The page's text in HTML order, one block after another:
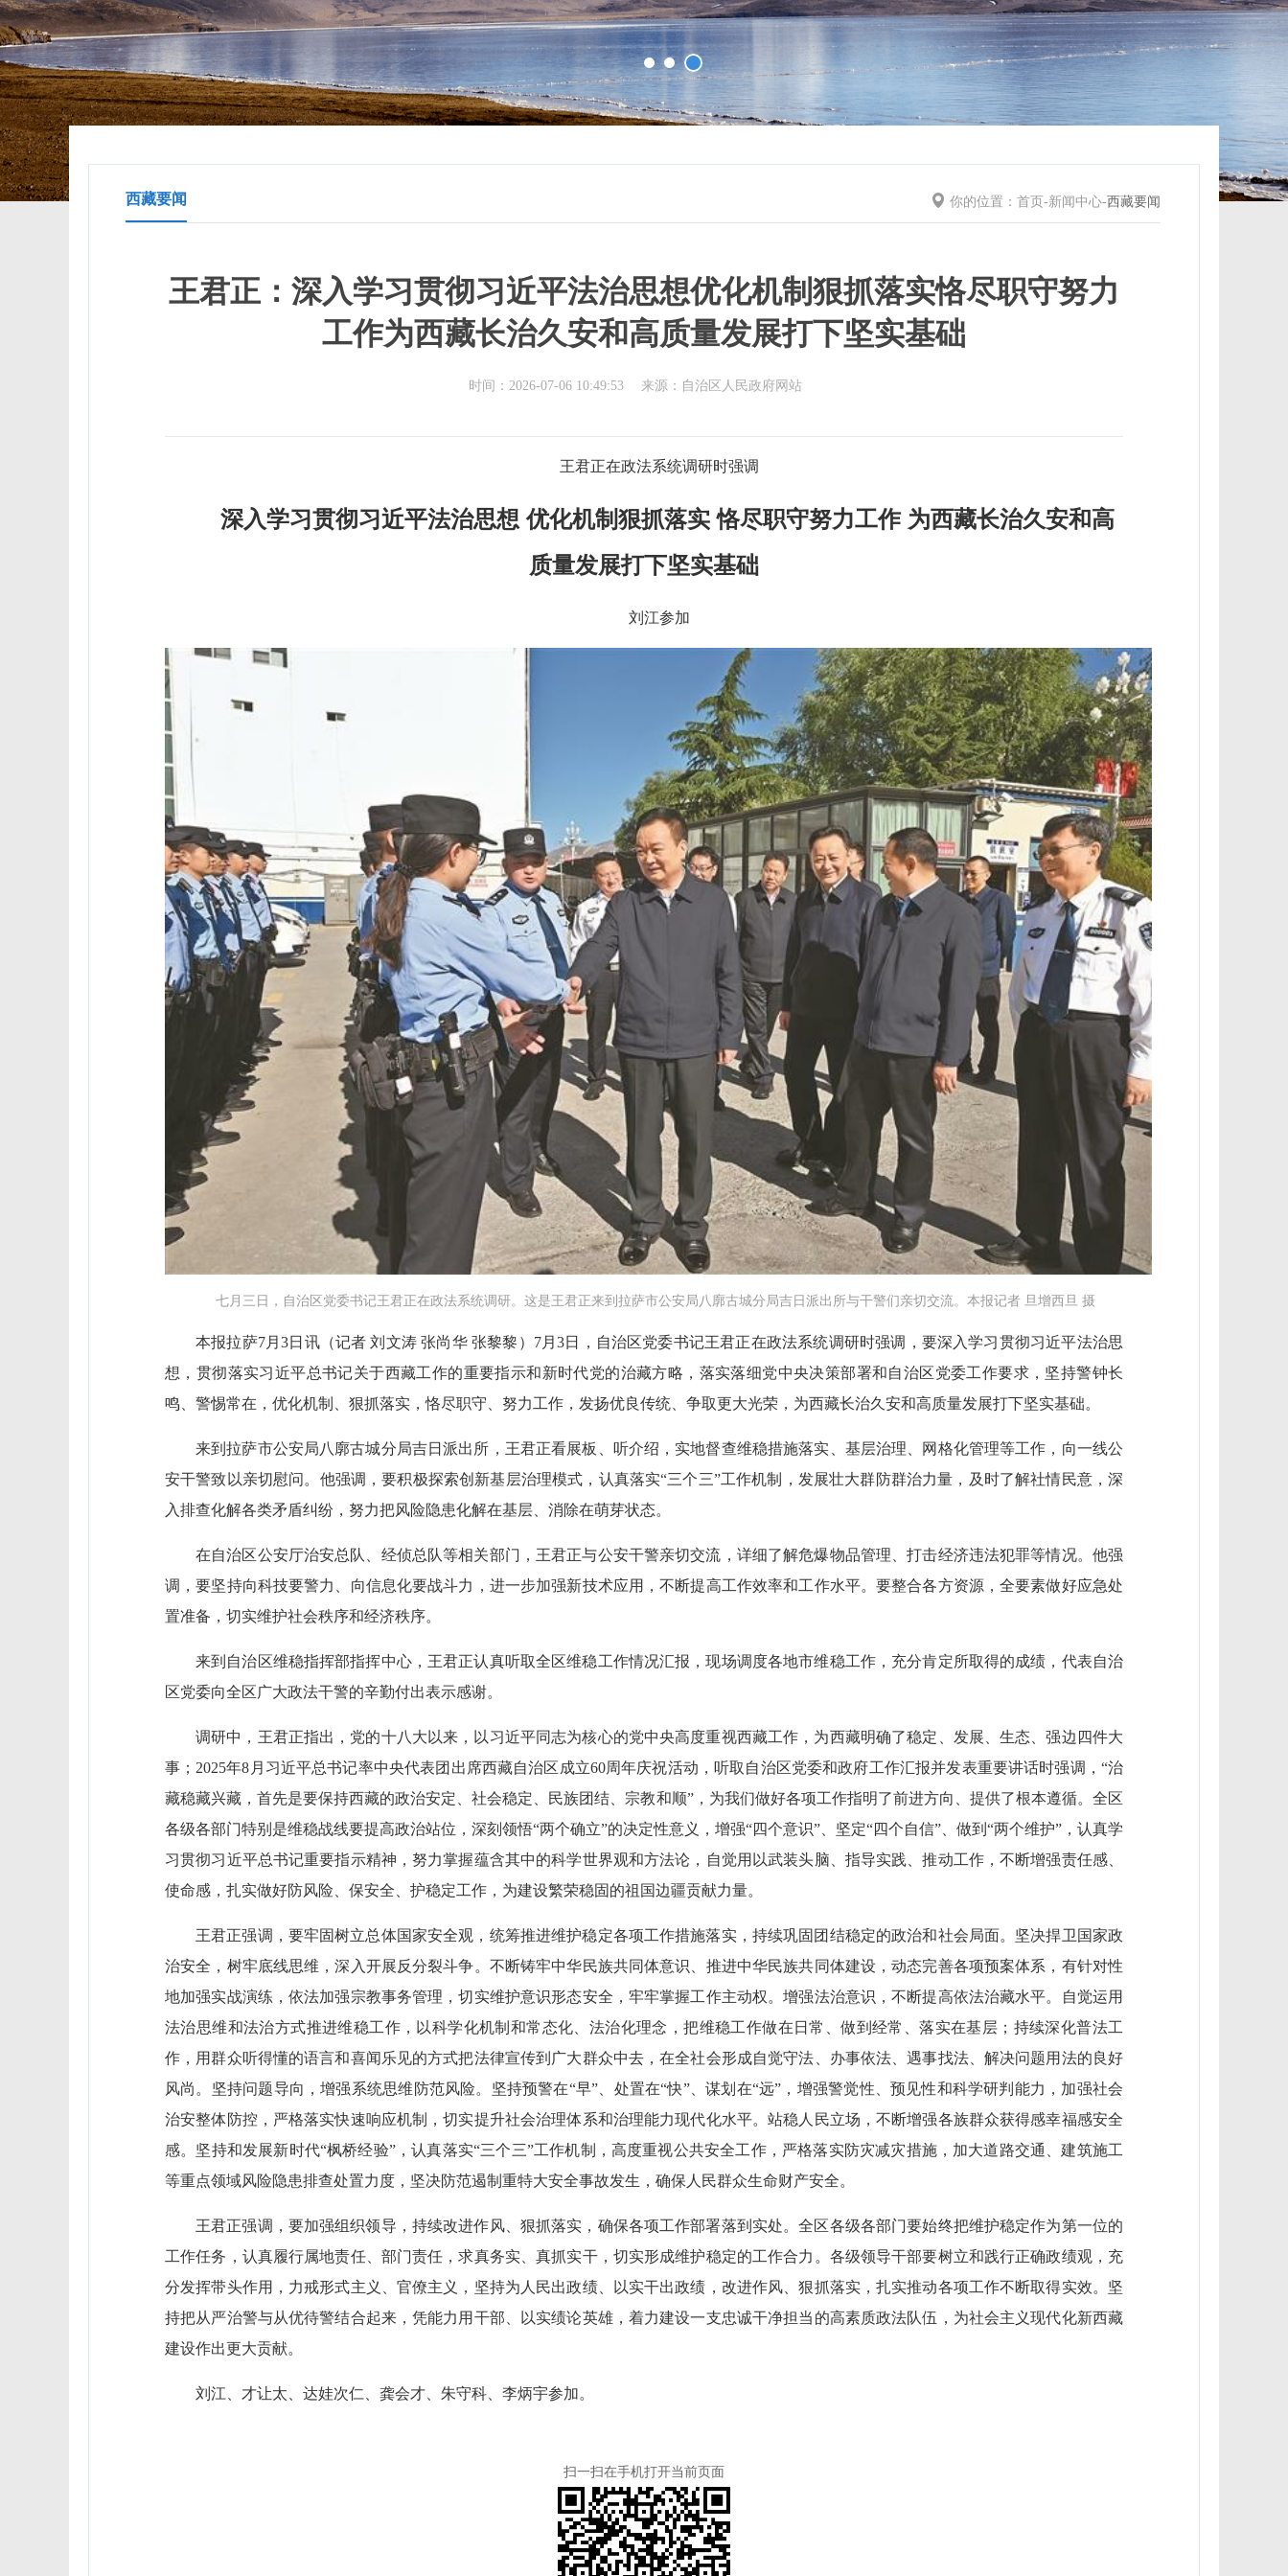
西藏要闻 你的位置： 首页 -新闻中心-西藏要闻
王君正：深入学习贯彻习近平法治思想优化机制狠抓落实恪尽职守努力
工作为西藏长治久安和高质量发展打下坚实基础
时间：2026-07-06 10:49:53 来源：自治区人民政府网站
王君正在政法系统调研时强调
深入学习贯彻习近平法治思想 优化机制狠抓落实 恪尽职守努力工作 为西藏长治久安和高
质量发展打下坚实基础
刘江参加
七月三日，自治区党委书记王君正在政法系统调研。这是王君正来到拉萨市公安局八廓古城分局吉日派出所与干警们亲切交流。本报记者 旦增西旦 摄
本报拉萨7月3日讯（记者 刘文涛 张尚华 张黎黎）7月3日，自治区党委书记王君正在政法系统调研时强调，要深入学习贯彻习近平法治思
想，贯彻落实习近平总书记关于西藏工作的重要指示和新时代党的治藏方略，落实落细党中央决策部署和自治区党委工作要求，坚持警钟长
鸣、警惕常在，优化机制、狠抓落实，恪尽职守、努力工作，发扬优良传统、争取更大光荣，为西藏长治久安和高质量发展打下坚实基础。
来到拉萨市公安局八廓古城分局吉日派出所，王君正看展板、听介绍，实地督查维稳措施落实、基层治理、网格化管理等工作，向一线公
安干警致以亲切慰问。他强调，要积极探索创新基层治理模式，认真落实“三个三”工作机制，发展壮大群防群治力量，及时了解社情民意，深
入排查化解各类矛盾纠纷，努力把风险隐患化解在基层、消除在萌芽状态。
在自治区公安厅治安总队、经侦总队等相关部门，王君正与公安干警亲切交流，详细了解危爆物品管理、打击经济违法犯罪等情况。他强
调，要坚持向科技要警力、向信息化要战斗力，进一步加强新技术应用，不断提高工作效率和工作水平。要整合各方资源，全要素做好应急处
置准备，切实维护社会秩序和经济秩序。
来到自治区维稳指挥部指挥中心，王君正认真听取全区维稳工作情况汇报，现场调度各地市维稳工作，充分肯定所取得的成绩，代表自治
区党委向全区广大政法干警的辛勤付出表示感谢。
调研中，王君正指出，党的十八大以来，以习近平同志为核心的党中央高度重视西藏工作，为西藏明确了稳定、发展、生态、强边四件大
事；2025年8月习近平总书记率中央代表团出席西藏自治区成立60周年庆祝活动，听取自治区党委和政府工作汇报并发表重要讲话时强调，“治
藏稳藏兴藏，首先是要保持西藏的政治安定、社会稳定、民族团结、宗教和顺”，为我们做好各项工作指明了前进方向、提供了根本遵循。全区
各级各部门特别是维稳战线要提高政治站位，深刻领悟“两个确立”的决定性意义，增强“四个意识”、坚定“四个自信”、做到“两个维护”，认真学
习贯彻习近平总书记重要指示精神，努力掌握蕴含其中的科学世界观和方法论，自觉用以武装头脑、指导实践、推动工作，不断增强责任感、
使命感，扎实做好防风险、保安全、护稳定工作，为建设繁荣稳固的祖国边疆贡献力量。
王君正强调，要牢固树立总体国家安全观，统筹推进维护稳定各项工作措施落实，持续巩固团结稳定的政治和社会局面。坚决捍卫国家政
治安全，树牢底线思维，深入开展反分裂斗争。不断铸牢中华民族共同体意识、推进中华民族共同体建设，动态完善各项预案体系，有针对性
地加强实战演练，依法加强宗教事务管理，切实维护意识形态安全，牢牢掌握工作主动权。增强法治意识，不断提高依法治藏水平。自觉运用
法治思维和法治方式推进维稳工作，以科学化机制和常态化、法治化理念，把维稳工作做在日常、做到经常、落实在基层；持续深化普法工
作，用群众听得懂的语言和喜闻乐见的方式把法律宣传到广大群众中去，在全社会形成自觉守法、办事依法、遇事找法、解决问题用法的良好
风尚。坚持问题导向，增强系统思维防范风险。坚持预警在“早”、处置在“快”、谋划在“远”，增强警觉性、预见性和科学研判能力，加强社会
治安整体防控，严格落实快速响应机制，切实提升社会治理体系和治理能力现代化水平。站稳人民立场，不断增强各族群众获得感幸福感安全
感。坚持和发展新时代“枫桥经验”，认真落实“三个三”工作机制，高度重视公共安全工作，严格落实防灾减灾措施，加大道路交通、建筑施工
等重点领域风险隐患排查处置力度，坚决防范遏制重特大安全事故发生，确保人民群众生命财产安全。
王君正强调，要加强组织领导，持续改进作风、狠抓落实，确保各项工作部署落到实处。全区各级各部门要始终把维护稳定作为第一位的
工作任务，认真履行属地责任、部门责任，求真务实、真抓实干，切实形成维护稳定的工作合力。各级领导干部要树立和践行正确政绩观，充
分发挥带头作用，力戒形式主义、官僚主义，坚持为人民出政绩、以实干出政绩，改进作风、狠抓落实，扎实推动各项工作不断取得实效。坚
持把从严治警与从优待警结合起来，凭能力用干部、以实绩论英雄，着力建设一支忠诚干净担当的高素质政法队伍，为社会主义现代化新西藏
建设作出更大贡献。
刘江、才让太、达娃次仁、龚会才、朱守科、李炳宇参加。
扫一扫在手机打开当前页面